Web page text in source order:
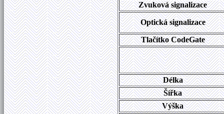
Zvuková signalizace
Optická signalizace
Tlačítko CodeGate
Délka
Šířka
Výška